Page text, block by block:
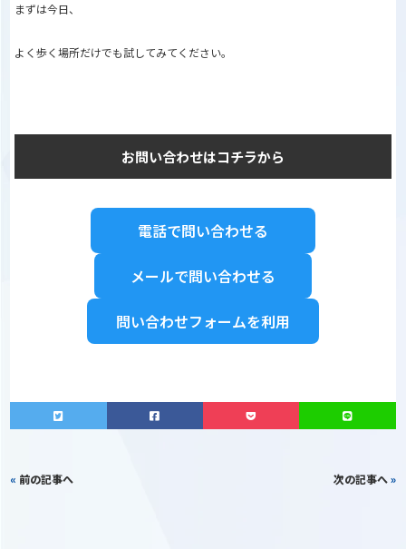
まずは今日、
よく歩く場所だけでも試してみてください。
お問い合わせはコチラから
電話で問い合わせる
メールで問い合わせる
問い合わせフォームを利用
« 前の記事へ 次の記事へ»